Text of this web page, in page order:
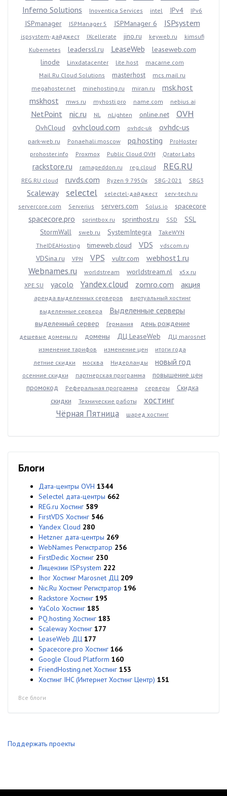
Inferno Solutions Inoventica Services intel IPv4 IPv6
ISPmanager ISPManager 5 ISPManager 6 ISPsystem
ispsystem-дайджест IXcellerate jino.ru keyweb.ru
kimsufi
Kubernetes
leaderssl.ru LeaseWeb
leaseweb.com
linode
Linxdatacenter lite.host
macarne.com
Mail.Ru Cloud Solutions
masterhost
mcs.mail.ru
megahoster.net
minehosting.ru miran.ru
msk.host
mskhost
mws.ru myhosti.pro name.com nebius.ai
NetPoint nic.ru NL nLighten online.net OVH
OvhCloud ovhcloud.com ovhdc-uk ovhdc-us
park-web.ru Ponaehali.moscow pq.hosting
ProHoster
prohoster.info
Proxmox Public Cloud OVH Qrator Labs
rackstore.ru ramageddon.ru reg.cloud REG.RU
REG.RU cloud ruvds.com Ryzen 9 7950x SBG-2021 SBG3
Scaleway selectel selectel-дайджест
serv-tech.ru
servercore.com
Serverius servers.com Solus.io spacecore
spacecore.pro sprintbox.ru sprinthost.ru SSD
SSL
StormWall
sweb.ru SystemIntegra
TakeWYN
TheIDEAHosting
timeweb.cloud VDS vdscom.ru
VDSina.ru VPN VPS vultr.com webhost1.ru
Webnames.ru worldstream worldstream.nl
x5x.ru
XPE.SU
yacolo Yandex.cloud zomro.com акция
аренда выделенных серверов
виртуальный хостинг
выделенные сервера
Выделенные серверы
выделенный сервер Германия день рождение
дешевые домены ru домены ДЦ LeaseWeb
ДЦ marosnet
изменение тарифов
изменение цен
итоги года
летние скидки
москва Нидерланды новый год
осенние скидки партнерская программа
повышение цен
промокод
Реферальная программа серверы
Скидка
скидки
Технические работы
хостинг
Чёрная Пятница
шаред хостинг
Блоги
Дата-центры OVH 1344
Selectel дата-центры 662
REG.ru Хостинг 589
FirstVDS Хостинг 546
Yandex Cloud 280
Hetzner дата-центры 269
WebNames Регистратор 256
FirstDedic Хостинг 230
Лицензии ISPsystem 222
Ihor Хостинг Marosnet ДЦ 209
Nic.Ru Хостинг Регистратор 196
Rackstore Хостинг 195
YaColo Хостинг 185
PQ.hosting Хостинг 183
Scaleway Хостинг 177
LeaseWeb ДЦ 177
Spacecore.pro Хостинг 166
Google Cloud Platform 160
FriendHosting.net Хостинг 153
Хостинг IHC (Интернет Хостинг Центр) 151
Все блоги
Поддержать проекты